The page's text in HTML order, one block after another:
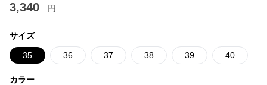
3,340 円
サイズ
35 36 37 38 39 40
カラー